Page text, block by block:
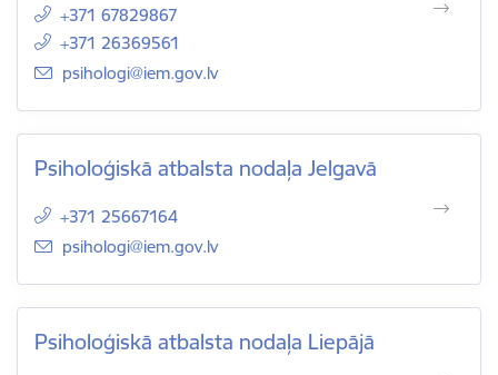
+371 67829867
+371 26369561
E-pasts:
psihologi@iem.gov.lv
Psiholoģiskā atbalsta nodaļa Jelgavā
+371 25667164
E-pasts:
psihologi@iem.gov.lv
Psiholoģiskā atbalsta nodaļa Liepājā